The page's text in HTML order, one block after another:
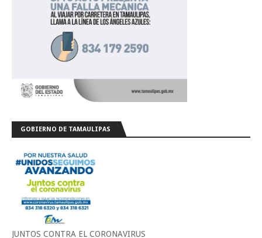
GOBIERNO DE TAMAULIPAS
JUNTOS CONTRA EL CORONAVIRUS